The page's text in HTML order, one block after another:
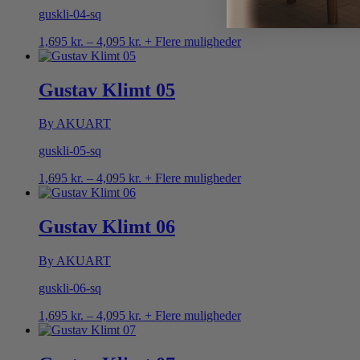
guskli-04-sq
1,695 kr. – 4,095 kr. Prisinterval:
4,095 kr.
+ Flere muligheder
Gustav Klimt 05
By AKUART
guskli-05-sq
1,695 kr. – 4,095 kr. Prisinterval:
4,095 kr.
+ Flere muligheder
Gustav Klimt 06
By AKUART
guskli-06-sq
1,695 kr. – 4,095 kr. Prisinterval:
+ Flere muligheder